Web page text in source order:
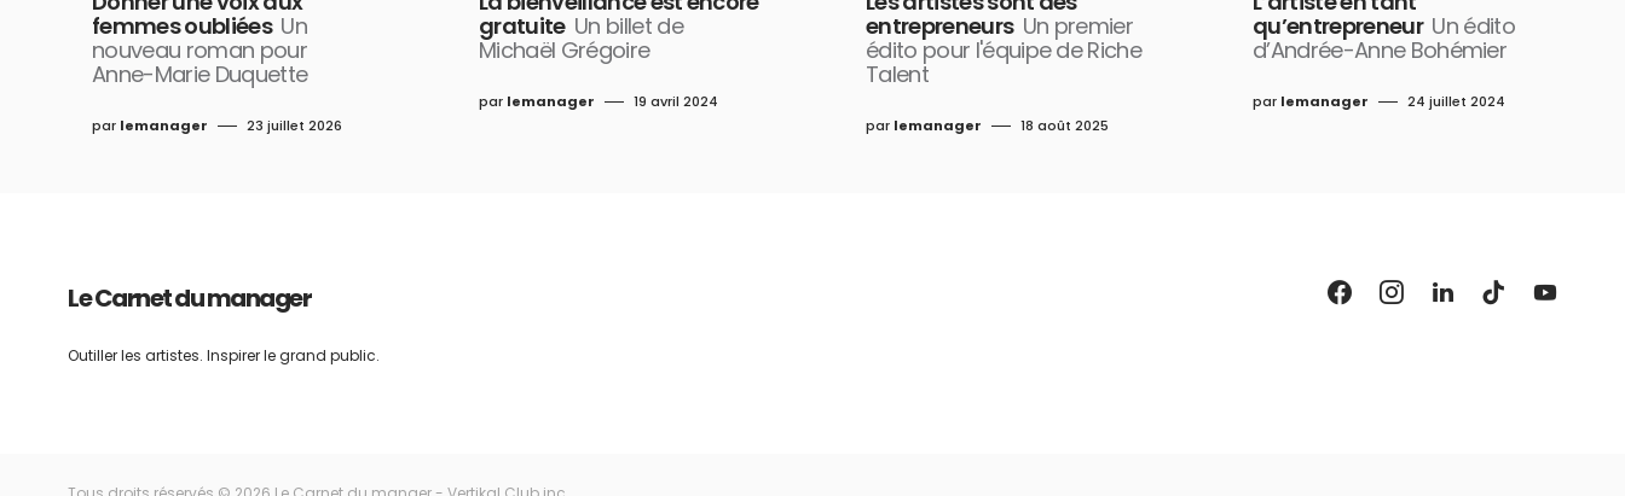
femmes oubliées Un
nouveau roman pour
Anne-Marie Duquette
par lemanager 23 juillet 2026
gratuite Un billet de
Michaël Grégoire
par lemanager 19 avril 2024
entrepreneurs Un premier
édito pour l'équipe de Riche
Talent
par lemanager 18 août 2025
qu’entrepreneur Un édito
d’Andrée-Anne Bohémier
par lemanager 24 juillet 2024
Le Carnet du manager
Outiller les artistes. Inspirer le grand public.